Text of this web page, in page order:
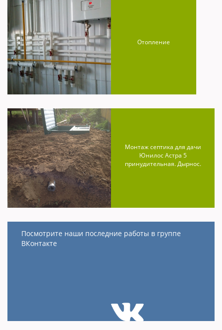
Отопление
Монтаж септика для дачи
Юнилос Астра 5
принудительная. Дырнос.
Посмотрите наши последние работы в группе
ВКонтакте